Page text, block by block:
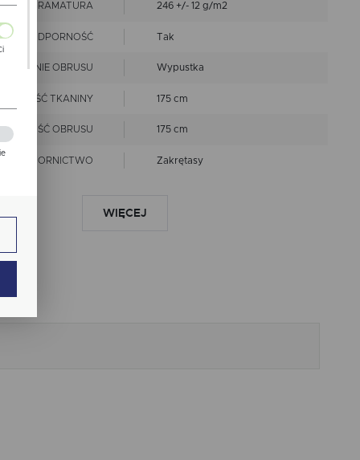
GRAMATURA 246 +/- 12 g/m2
Tak
OBRUSU Wypustka
TKANINY 175 cm
OBRUSU 175 cm
WZORNICTWO Zakrętasy
KONSERWACJI
WIĘCEJ